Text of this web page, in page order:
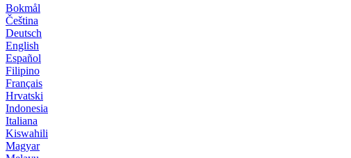
Bokmål
Čeština
Deutsch
English
Español
Filipino
Français
Hrvatski
Indonesia
Italiana
Kiswahili
Magyar